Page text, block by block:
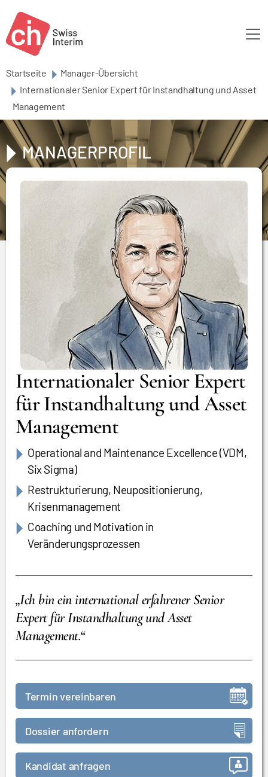
Startseite
Manager-Übersicht
Internationaler Senior Expert für Instandhaltung und Asset
Management
MANAGERPROFIL
Internationaler Senior Expert
für Instandhaltung und Asset
Management
Operational and Maintenance Excellence (VDM,
Six Sigma)
Restrukturierung, Neupositionierung,
Krisenmanagement
Coaching und Motivation in
Veränderungsprozessen
„Ich bin ein international erfahrener Senior
Expert für Instandhaltung und Asset
Management.“
Termin vereinbaren
Dossier anfordern
Kandidat anfragen